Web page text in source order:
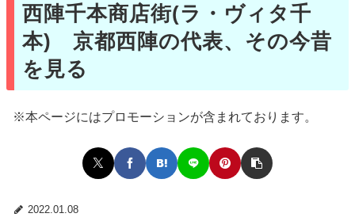
西陣千本商店街(ラ・ヴィタ千
本) 京都西陣の代表、その今昔
を見る
※本ページにはプロモーションが含まれております。
2022.01.08